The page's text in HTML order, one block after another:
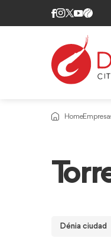
Home
Dénia ciudad